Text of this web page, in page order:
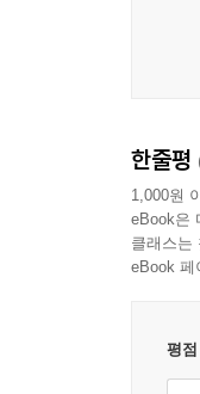
한줄평
1,000원
eBook은
클래스는
eBook 페
평점